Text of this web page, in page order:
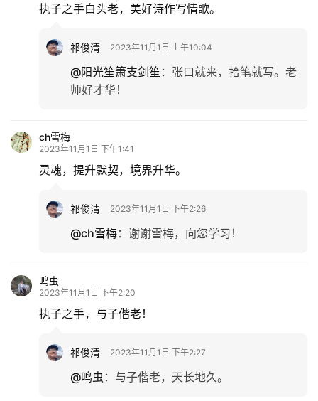
执子之手白头老，美好诗作写情歌。
祁俊清 2023年11月1日 上午10:04
@阳光笙箫支剑笙 ： 张口就来，拾笔就写。老
师好才华！
ch雪梅
2023年11月1日 下午1:41
灵魂，提升默契，境界升华。
祁俊清 2023年11月1日 下午2:26
@ch雪梅： 谢谢雪梅，向您学习！
鸣虫
2023年11月1日 下午2:20
执子之手，与子偕老！
祁俊清 2023年11月1日 下午2:27
@鸣虫 ： 与子偕老，天长地久。